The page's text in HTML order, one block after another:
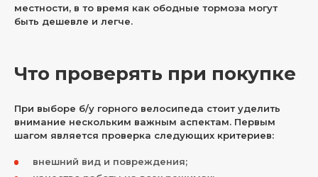
местности, в то время как ободные тормоза могут
быть дешевле и легче.
Что проверять при покупке
При выборе б/у горного велосипеда стоит уделить
внимание нескольким важным аспектам. Первым
шагом является проверка следующих критериев:
внешний вид и повреждения;